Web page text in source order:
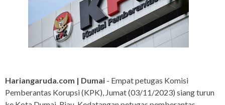
Hariangaruda.com | Dumai - Empat petugas Komisi
Pemberantas Korupsi (KPK), Jumat (03/11/2023) siang turun